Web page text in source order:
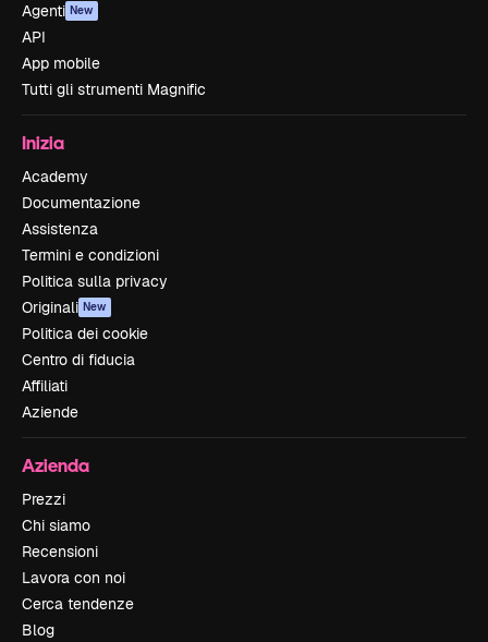
Agenti New
API
App mobile
Tutti gli strumenti Magnific
Inizia
Academy
Documentazione
Assistenza
Termini e condizioni
Politica sulla privacy
Originali New
Politica dei cookie
Centro di fiducia
Affiliati
Aziende
Azienda
Prezzi
Chi siamo
Recensioni
Lavora con noi
Cerca tendenze
Blog